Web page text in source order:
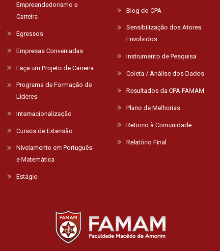
Empreendedorismo e
Carreira
Egressos
Empresas Conveniadas
Faça um Projeto de Carreira
Programa de Formação de
Líderes
Internacionalização
Cursos de Extensão
Nivelamento em Português
e Matemática
Estágio
Blog do CPA
Sensibilização dos Atores
Envolvidos
Instrumento de Pesquisa
Coleta / Análise dos Dados
Resultados da CPA FAMAM
Plano de Melhorias
Retorno à Comunidade
Relatório Final